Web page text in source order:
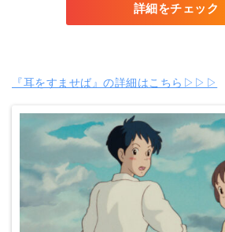
詳細をチェック
『耳をすませば』の詳細はこちら▷▷▷